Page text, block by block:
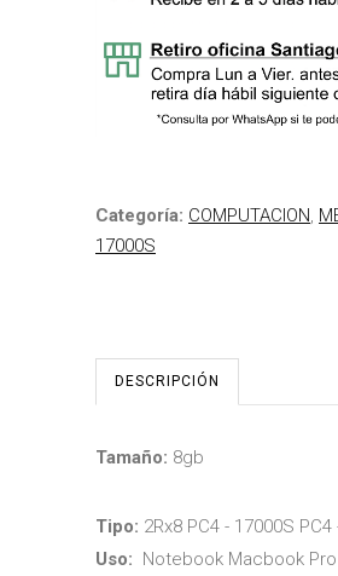
Categoría: COMPUTACION,
17000S
DESCRIPCIÓN
Tamaño: 8gb
Tipo: 2Rx8 PC4 - 17000S
Uso: Notebook Macbook